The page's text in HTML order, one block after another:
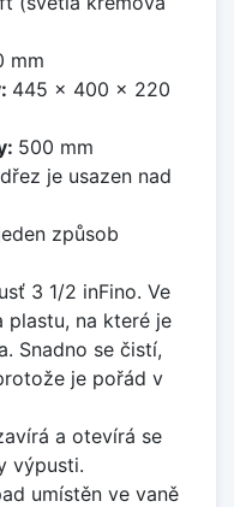
mm
445 x 400 x 220
500 mm
je usazen nad
způsob
3 1/2 inFino. Ve
na které je
Snadno se čistí,
je pořád v
a otevírá se
výpusti.
umístěn ve vaně